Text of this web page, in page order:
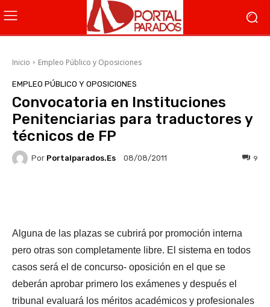
Inicio Empleo Público y Oposiciones
EMPLEO PÚBLICO Y OPOSICIONES
Convocatoria en Instituciones
Penitenciarias para traductores y
técnicos de FP
Por Portalparados.es 08/08/2011 9
Alguna de las plazas se cubrirá por promoción interna
pero otras son completamente libre. El sistema en todos
casos será el de concurso- oposición en el que se
deberán aprobar primero los exámenes y después el
tribunal evaluará los méritos académicos y profesionales